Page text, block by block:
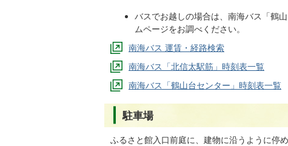
バスでお越しの場合は、南海バス「鶴
ムページをお調べください。
南海バス 運賃・経路検索
南海バス「北信太駅筋」時刻表一覧
南海バス「鶴山台センター」時刻表一覧
駐車場
ふるさと館入口前庭に、建物に沿うように停